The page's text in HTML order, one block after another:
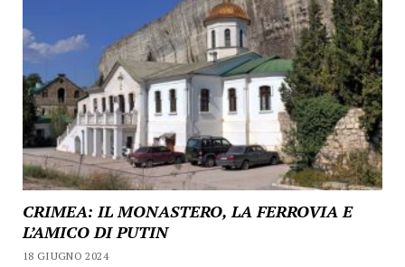
CRIMEA: IL MONASTERO, LA FERROVIA E
L’AMICO DI PUTIN
18 GIUGNO 2024